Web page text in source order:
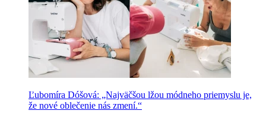
Ľubomíra Dóšová: „Najväčšou lžou módneho priemyslu je,
že nové oblečenie nás zmení.“